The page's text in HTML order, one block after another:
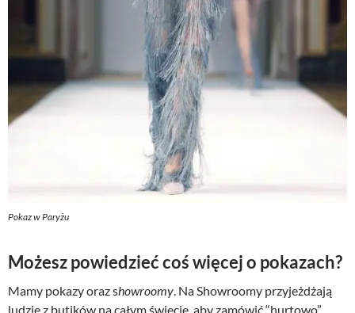
Pokaz w Paryżu
Możesz powiedzieć coś więcej o pokazach?
Mamy pokazy oraz showroomy. Na Showroomy przyjeżdżają
ludzie z butików na całym świecie, aby zamówić “hurtowo”